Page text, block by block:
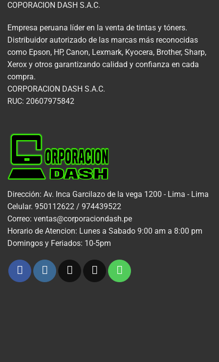
COPORACION DASH S.A.C.
Empresa peruana líder en la venta de tintas y tóners.
Distribuidor autorizado de las marcas más reconocidas
como Epson, HP, Canon, Lexmark, Kyocera, Brother, Sharp,
Xerox y otros garantizando calidad y confianza en cada
compra.
CORPORACION DASH S.A.C.
RUC: 20607975842
Dirección: Av. Inca Garcilazo de la vega 1200 - Lima - Lima
Celular. 950112622 / 974439522
Correo: ventas@corporaciondash.pe
Horario de Atencion: Lunes a Sabado 9:00 am a 8:00 pm
Domingos y Feriados: 10-5pm